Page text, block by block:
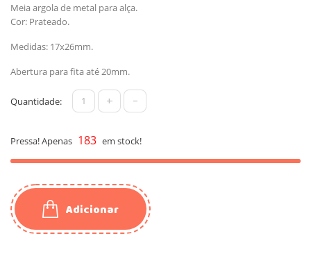
Meia argola de metal para alça.
Cor: Prateado.
Medidas: 17x26mm.
Abertura para fita até 20mm.
Quantidade: + -
Pressa! Apenas 183 em stock!
Adicionar